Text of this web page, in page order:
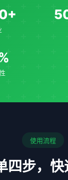
使用流程
四步，